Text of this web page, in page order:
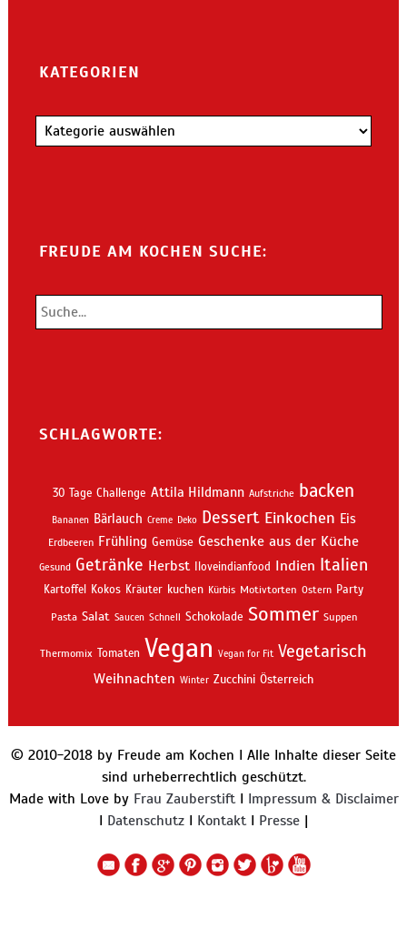
KATEGORIEN
Kategorien
FREUDE AM KOCHEN SUCHE:
SCHLAGWORTE:
30 Tage Challenge Attila Hildmann Aufstriche backen
Bananen Bärlauch Creme Deko Dessert Einkochen Eis
Erdbeeren Frühling Gemüse Geschenke aus der Küche
Gesund Getränke Herbst Iloveindianfood Indien Italien
Kartoffel Kokos Kräuter kuchen Kürbis Motivtorten Ostern Party
Pasta Salat Saucen Schnell Schokolade Sommer Suppen
Thermomix Tomaten Vegan Vegan for Fit Vegetarisch
Weihnachten Winter Zucchini Österreich
© 2010-2018 by Freude am Kochen I Alle Inhalte dieser Seite
sind urheberrechtlich geschützt.
Made with Love by Frau ZauberstiftI Impressum & Disclaimer
I Datenschutz I KontaktI Presse |